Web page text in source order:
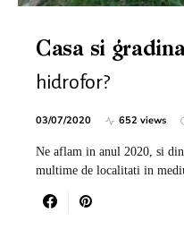
Casa si
hidrofor?
03/07/2020 652 views
Ne aflam in anul 2020, si
multime de localitati in